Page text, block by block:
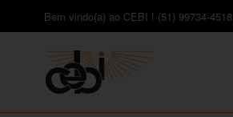
Bem vindo(a) ao CEBI ! (51) 99734-4518